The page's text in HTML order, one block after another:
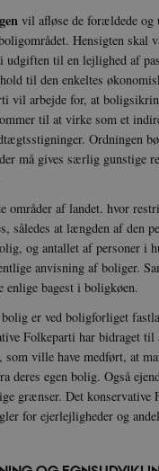
vil afløse de forældede og
Hensigten skal
udgiften til en lejlighed af
til den enkeltes
vil arbejde for, at
til at virke som et
Ordningen
må gives særlig gunstige
områder af landet. hvor
således at længden af den
og antallet af personer i
anvisning af boliger.
enlige bagest i boligkøen.
bolig er ved boligforliget
Folkeparti har bidraget
ville have medført, at
deres egen bolig. Også
grænser. Det konservative
for ejerlejligheder og